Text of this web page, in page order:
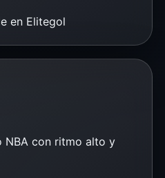
en Elitegol
NBA con ritmo alto y